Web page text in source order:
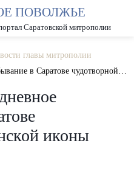
А А
ПОВОЛЖЬЕ
Саратовской митрополии
главы митрополии
чудотворной Казанской иконы Божией Матери
иконы